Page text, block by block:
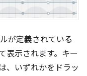
が定義されている
表示されます。キー
、いずれかをドラッ